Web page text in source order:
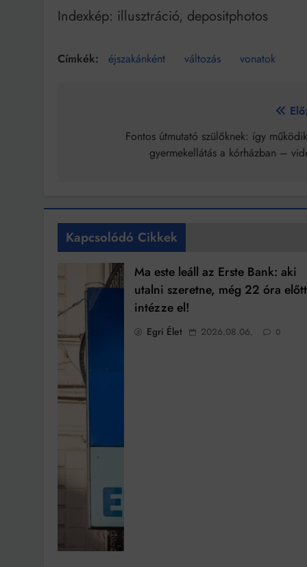
Indexkép: illusztráció, depositphotos
éjszakánként változás vonatok
navigációFontos útmutató szülőknek: így
gyermekellátás a kórházban –
Kapcsolódó Cikkek
Ma este leáll az Erste Bank: aki
utalni szeretne, még 22 óra előtt
intézze el!
Egri Élet 2026.08.06. 0